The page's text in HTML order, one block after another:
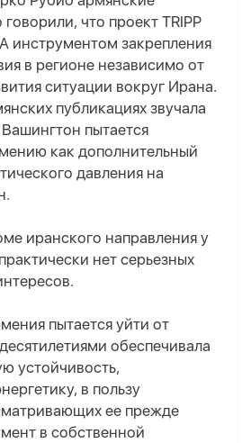
что проект TRIPP
инструментом закрепления
в регионе независимо от
ситуации вокруг Ирана.
публикациях звучала
пытается
как дополнительный
давления на
иранского направления у
нет серьезных
пытается уйти от
обеспечивала
устойчивость,
в пользу
ее прежде
в собственной